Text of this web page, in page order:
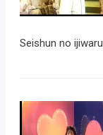
Seishun no ijiwaru